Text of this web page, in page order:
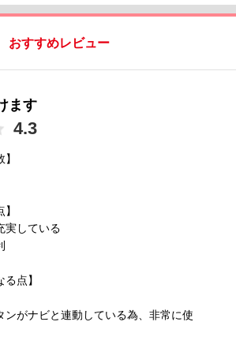
おすすめレビュー
ます
4.3
実している
点】
ンがナビと連動している為、非常に使